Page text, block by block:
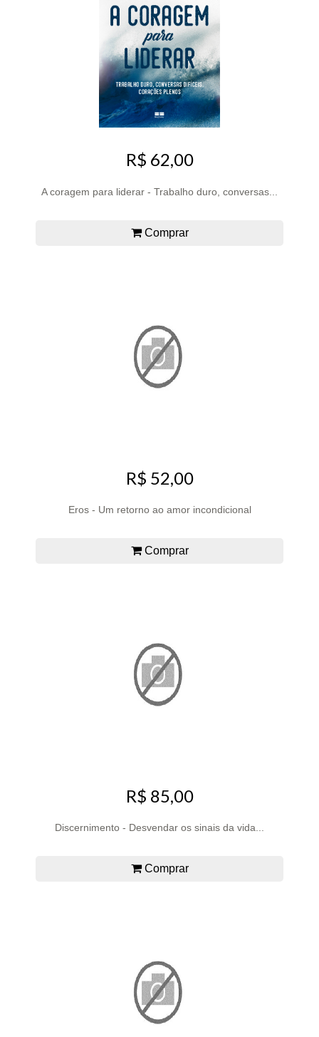
R$ 62,00
A coragem para liderar - Trabalho duro, conversas...
Comprar
R$ 52,00
Eros - Um retorno ao amor incondicional
Comprar
R$ 85,00
Discernimento - Desvendar os sinais da vida...
Comprar